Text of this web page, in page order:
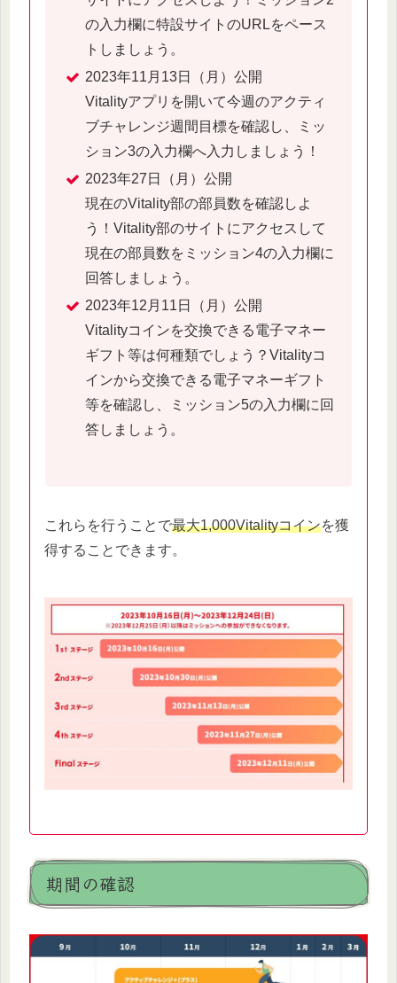
の入力欄に特設サイトのURLをペース
トしましょう。
2023年11月13日（月）公開
Vitalityアプリを開いて今週のアクティ
ブチャレンジ週間目標を確認し、ミッ
ション3の入力欄へ入力しましょう！
2023年27日（月）公開
現在のVitality部の部員数を確認しよ
う！Vitality部のサイトにアクセスして
現在の部員数をミッション4の入力欄に
回答しましょう。
2023年12月11日（月）公開
Vitalityコインを交換できる電子マネー
ギフト等は何種類でしょう？Vitalityコ
インから交換できる電子マネーギフト
等を確認し、ミッション5の入力欄に回
答しましょう。
これらを行うことで最大1,000Vitalityコインを獲
得することできます。
期間の確認